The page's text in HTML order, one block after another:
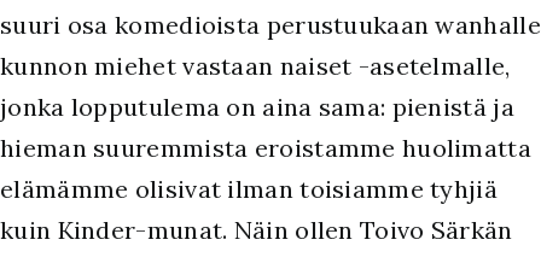
suuri osa komedioista perustuukaan wanhalle
kunnon miehet vastaan naiset -asetelmalle,
jonka lopputulema on aina sama: pienistä ja
hieman suuremmista eroistamme huolimatta
elämämme olisivat ilman toisiamme tyhjiä
kuin Kinder-munat. Näin ollen Toivo Särkän